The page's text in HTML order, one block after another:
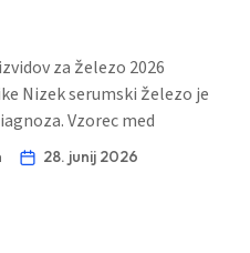
za železo 2026
Nizek serumski železo je
Vzorec med
TIBC, CRP in CBC
pregledano: 28. junij
28. junij 2026